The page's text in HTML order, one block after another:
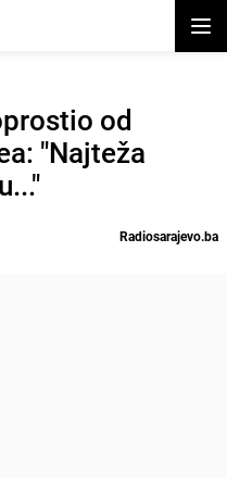
od
"Najteža
Radiosarajevo.ba